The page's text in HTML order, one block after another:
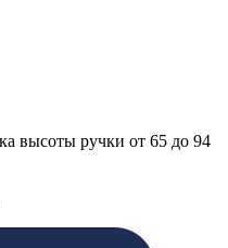
высоты ручки от 65 до 94